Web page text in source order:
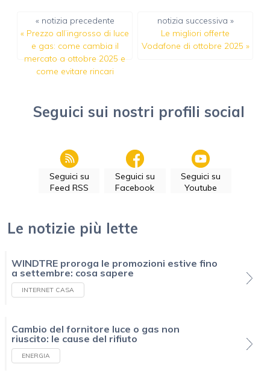
« notizia precedente
« Prezzo all’ingrosso di luce
e gas: come cambia il
mercato a ottobre 2025 e
come evitare rincari
notizia successiva »
Le migliori offerte
Vodafone di ottobre 2025 »
Seguici sui nostri profili social
Seguici su
Feed RSS
Seguici su
Facebook
Seguici su
Youtube
Le notizie più lette
WINDTRE proroga le promozioni estive fino
a settembre: cosa sapere
INTERNET CASA
Cambio del fornitore luce o gas non
riuscito: le cause del rifiuto
ENERGIA